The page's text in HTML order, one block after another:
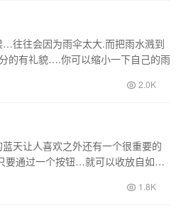
往往会因为雨伞太大.而把雨水溅到
的有礼貌….你可以缩小一下自己的雨
2.0K
天让人喜欢之外还有一个很重要的
要通过一个按钮…就可以收放自如…
1.8K